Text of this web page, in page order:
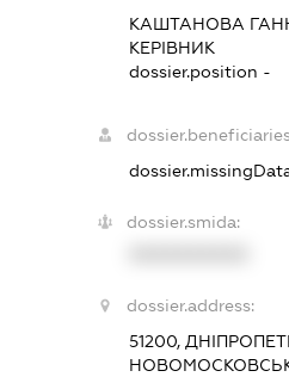
КАШТАНОВА
КЕРІВНИК
dossier.position -
dossier.smida:
dossier.address:
51200,